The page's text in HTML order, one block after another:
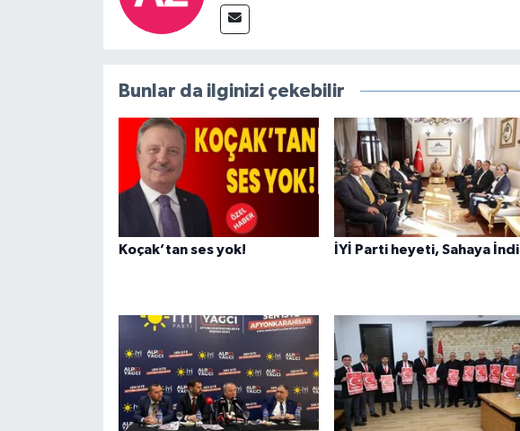
Bunlar da ilginizi çekebilir
Koçak’tan ses yok! İYİ Parti heyeti, Sahaya İndi